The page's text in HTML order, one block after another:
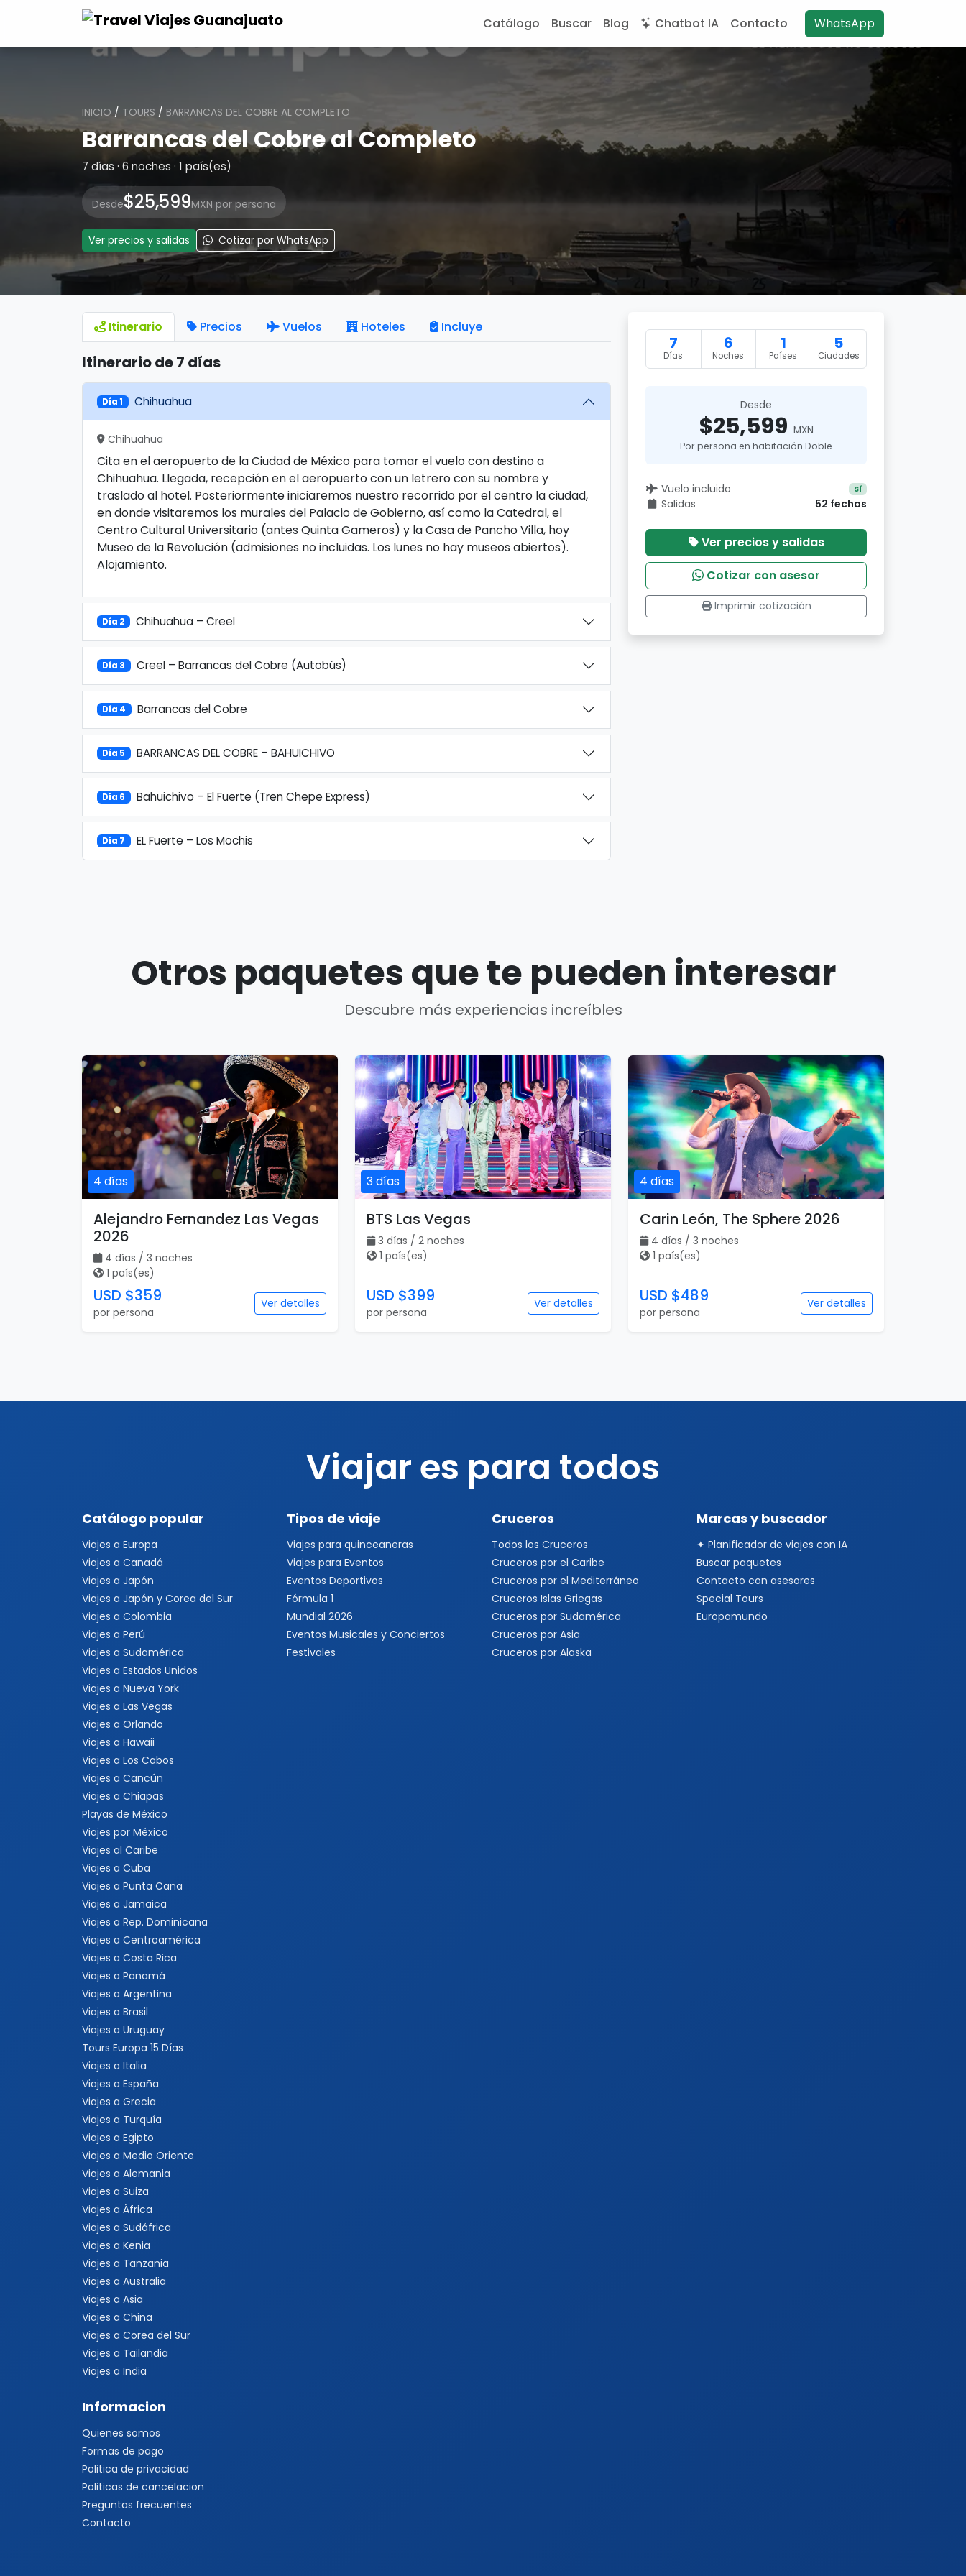
Catálogo Buscar Blog Chatbot IA Contacto WhatsApp
INICIO / TOURS / BARRANCAS DEL COBRE AL COMPLETO
Barrancas del Cobre al Completo
7 días · 6 noches · 1 país(es)
Desde$25,599MXN por persona
Ver precios y salidas Cotizar por WhatsApp
Itinerario Precios Vuelos Hoteles Incluye
Itinerario de 7 días
Día 1 Chihuahua
Chihuahua
Cita en el aeropuerto de la Ciudad de México para tomar el vuelo con destino a
Chihuahua. Llegada, recepción en el aeropuerto con un letrero con su nombre y
traslado al hotel. Posteriormente iniciaremos nuestro recorrido por el centro la ciudad,
en donde visitaremos los murales del Palacio de Gobierno, así como la Catedral, el
Centro Cultural Universitario (antes Quinta Gameros) y la Casa de Pancho Villa, hoy
Museo de la Revolución (admisiones no incluidas. Los lunes no hay museos abiertos).
Alojamiento.
Día 2 Chihuahua – Creel
Día 3 Creel – Barrancas del Cobre (Autobús)
Día 4 Barrancas del Cobre
Día 5 BARRANCAS DEL COBRE – BAHUICHIVO
Día 6 Bahuichivo – El Fuerte (Tren Chepe Express)
Día 7 EL Fuerte – Los Mochis
7
Días
6
Noches
1
Países
5
Ciudades
Desde
$25,599 MXN
Por persona en habitación Doble
Vuelo incluido Sí
Salidas 52 fechas
Ver precios y salidas
Cotizar con asesor
Imprimir cotización
Otros paquetes que te pueden interesar
Descubre más experiencias increíbles
4 días
Alejandro Fernandez Las Vegas
2026
4 días / 3 noches
1 país(es)
USD $359
por persona
Ver detalles
3 días
BTS Las Vegas
3 días / 2 noches
1 país(es)
USD $399
por persona
Ver detalles
4 días
Carin León, The Sphere 2026
4 días / 3 noches
1 país(es)
USD $489
por persona
Ver detalles
Viajar es para todos
Catálogo popular
Viajes a Europa
Viajes a Canadá
Viajes a Japón
Viajes a Japón y Corea del Sur
Viajes a Colombia
Viajes a Perú
Viajes a Sudamérica
Viajes a Estados Unidos
Viajes a Nueva York
Viajes a Las Vegas
Viajes a Orlando
Viajes a Hawaii
Viajes a Los Cabos
Viajes a Cancún
Viajes a Chiapas
Playas de México
Viajes por México
Viajes al Caribe
Viajes a Cuba
Viajes a Punta Cana
Viajes a Jamaica
Viajes a Rep. Dominicana
Viajes a Centroamérica
Viajes a Costa Rica
Viajes a Panamá
Viajes a Argentina
Viajes a Brasil
Viajes a Uruguay
Tours Europa 15 Días
Viajes a Italia
Viajes a España
Viajes a Grecia
Viajes a Turquía
Viajes a Egipto
Viajes a Medio Oriente
Viajes a Alemania
Viajes a Suiza
Viajes a África
Viajes a Sudáfrica
Viajes a Kenia
Viajes a Tanzania
Viajes a Australia
Viajes a Asia
Viajes a China
Viajes a Corea del Sur
Viajes a Tailandia
Viajes a India
Tipos de viaje
Viajes para quinceaneras
Viajes para Eventos
Eventos Deportivos
Fórmula 1
Mundial 2026
Eventos Musicales y Conciertos
Festivales
Cruceros
Todos los Cruceros
Cruceros por el Caribe
Cruceros por el Mediterráneo
Cruceros Islas Griegas
Cruceros por Sudamérica
Cruceros por Asia
Cruceros por Alaska
Marcas y buscador
✦ Planificador de viajes con IA
Buscar paquetes
Contacto con asesores
Special Tours
Europamundo
Informacion
Quienes somos
Formas de pago
Politica de privacidad
Politicas de cancelacion
Preguntas frecuentes
Contacto